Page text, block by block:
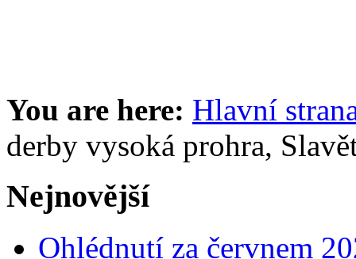
You are here: Hlavní
derby vysoká prohra,
Nejnovější
Ohlédnutí za červnem